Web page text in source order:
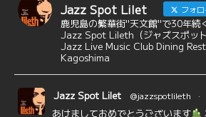
Jazz Spot Lilet フォロ
鹿児島の繁華街"天文館"で30年続
Jazz Spot Lileth（ジャズスポッ
Jazz Live Music Club Dining
Kagoshima
Jazz Spot Lilet @jazzspotlileth ·
あけましておめでとうございます